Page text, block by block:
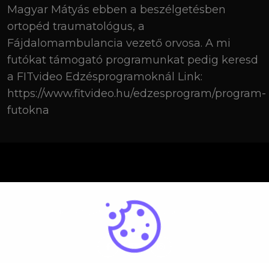
Magyar Mátyás ebben a beszélgetésben
ortopéd traumatológus, a
Fájdalomambulancia vezető orvosa. A mi
futókat támogató programunkat pedig keresd
a FITvideo Edzésprogramoknál Link:
https://www.fitvideo.hu/edzesprogram/program-
futokna
Kérdésed van? Lépj velünk kapcsolatba!